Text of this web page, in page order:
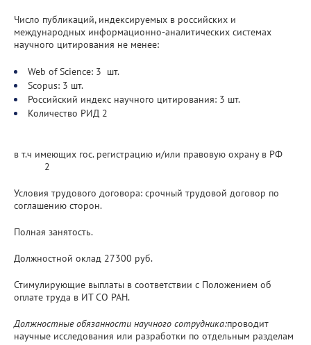
Число публикаций, индексируемых в российских и
международных информационно-аналитических системах
научного цитирования не менее:
Web of Science: 3 шт.
Scopus: 3 шт.
Российский индекс научного цитирования: 3 шт.
Количество РИД 2
в т.ч имеющих гос. регистрацию и/или правовую охрану в РФ
2
Условия трудового договора: срочный трудовой договор по
соглашению сторон.
Полная занятость.
Должностной оклад 27300 руб.
Стимулирующие выплаты в соответствии с Положением об
оплате труда в ИТ СО РАН.
Должностные обязанности научного сотрудника:проводит
научные исследования или разработки по отдельным разделам